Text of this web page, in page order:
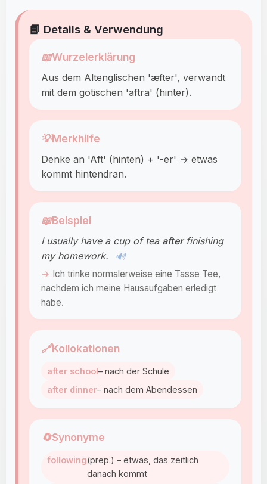
📘 Details & Verwendung
📖Wurzelerklärung
Aus dem Altenglischen 'æfter', verwandt
mit dem gotischen 'aftra' (hinter).
💡Merkhilfe
Denke an 'Aft' (hinten) + '-er' → etwas
kommt hintendran.
📖Beispiel
I usually have a cup of tea afterfinishing
my homework.
🔊
Ich trinke normalerweise eine Tasse Tee,
nachdem ich meine Hausaufgaben erledigt
habe.
🔗Kollokationen
after school– nach der Schule
after dinner– nach dem Abendessen
🔄Synonyme
following(prep.) – etwas, das zeitlich
danach kommt